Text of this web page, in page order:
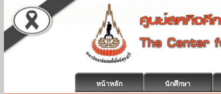
หน้าหลัก นักศึกษา